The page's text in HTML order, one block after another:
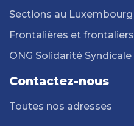
Sections au Luxembourg
Frontalières et frontaliers
ONG Solidarité Syndicale
Contactez-nous
Toutes nos adresses